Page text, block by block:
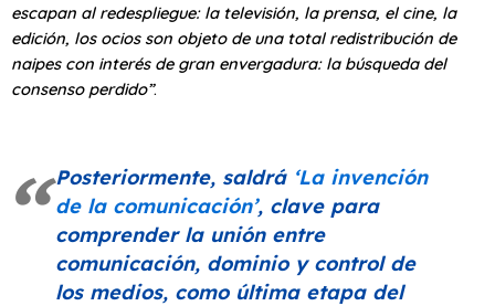
escapan al redespliegue: la televisión, la prensa, el cine, la
edición, los ocios son objeto de una total redistribución de
naipes con interés de gran envergadura: la búsqueda del
consenso perdido”.
Posteriormente, saldrá ‘La invención
de la comunicación’, clave para
comprender la unión entre
comunicación, dominio y control de
los medios, como última etapa del